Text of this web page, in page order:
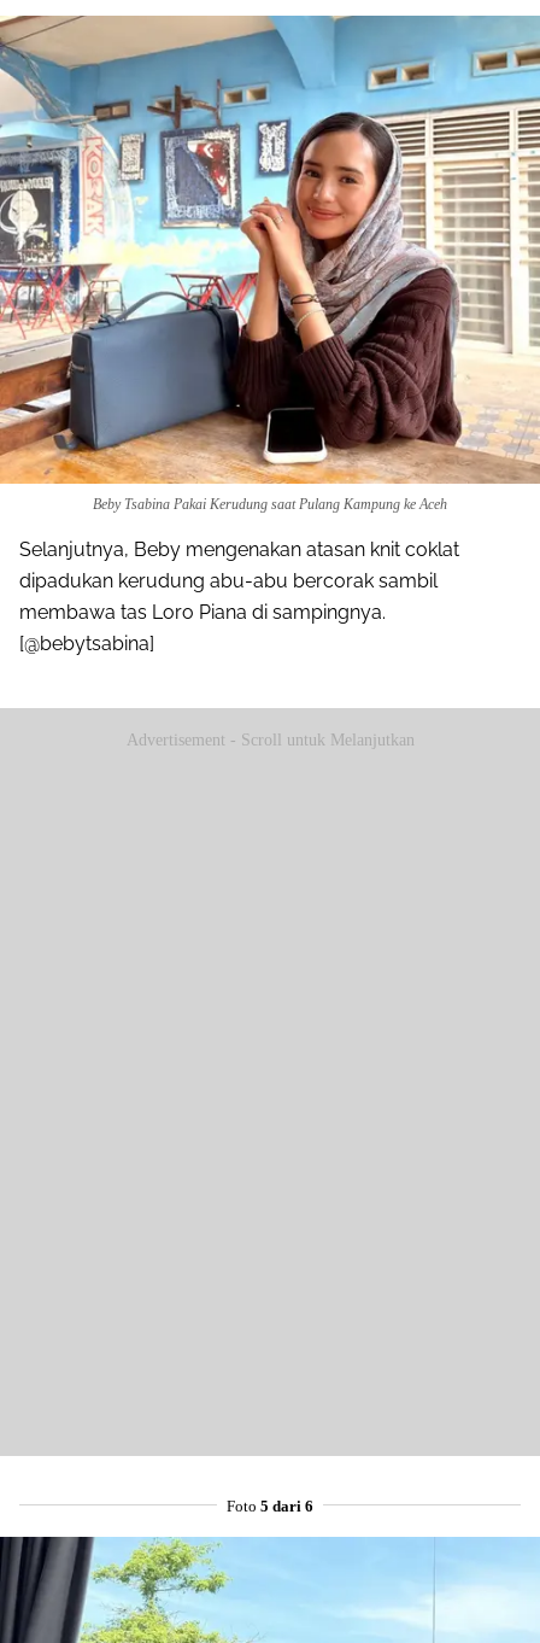
Beby Tsabina Pakai Kerudung saat Pulang Kampung ke Aceh
Selanjutnya, Beby mengenakan atasan knit coklat
dipadukan kerudung abu-abu bercorak sambil
membawa tas Loro Piana di sampingnya.
[@bebytsabina]
Advertisement - Scroll untuk Melanjutkan
Foto 5 dari 6